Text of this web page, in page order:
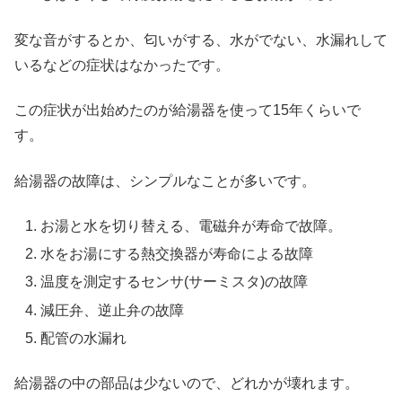
変な音がするとか、匂いがする、水がでない、水漏れして
いるなどの症状はなかったです。
この症状が出始めたのが給湯器を使って15年くらいで
す。
給湯器の故障は、シンプルなことが多いです。
お湯と水を切り替える、電磁弁が寿命で故障。
水をお湯にする熱交換器が寿命による故障
温度を測定するセンサ(サーミスタ)の故障
減圧弁、逆止弁の故障
配管の水漏れ
給湯器の中の部品は少ないので、どれかが壊れます。